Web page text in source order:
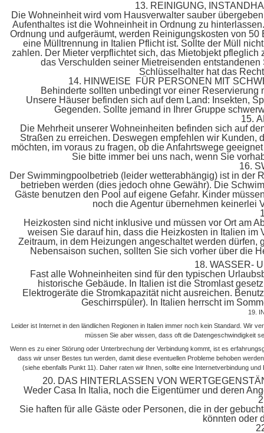
13. REINIGUNG,
Die Wohneinheit wird vom Hausverwalter sauber
Aufenthaltes ist die Wohneinheit in Ordnung zu
Ordnung und aufgeräumt, werden Reinigungskosten von
eine Mülltrennung in Italien Pflicht ist. Sollte der Müll
zahlen. Der Mieter verpflichtet sich, das Mietobjekt
das Verschulden seiner Mietreisenden
Schlüsselhalter hat das
14. HINWEISE FÜR PERSONEN MIT
Behinderte sollten unbedingt vor einer
Unsere Häuser befinden sich auf dem Land: Insekten,
Gegenden. Sollte jemand in Ihrer Gruppe
15.
Die Mehrheit unserer Wohneinheiten befinden sich auf
Straßen zu erreichen. Deswegen empfehlen wir Kunden,
möchten, im voraus zu fragen, ob die Anfahrtswege
Sie bitte immer bei uns nach, wenn Sie
16.
Der Swimmingpoolbetrieb (leider wetterabhängig) ist in der
betrieben werden (dies jedoch ohne Gewähr). Die
Gäste benutzen den Pool auf eigene Gefahr. Kinder
noch die Agentur übernehmen keinerlei
Heizkosten sind nicht inklusive und müssen vor Ort am
weisen Sie darauf hin, dass die Heizkosten in Italien
Zeitraum, in dem Heizungen angeschaltet werden
Nebensaison suchen, sollten Sie sich vorher über die
18. WASSER-
Fast alle Wohneinheiten sind für den typischen
historische Gebäude. In Italien ist die Stromlast
Elektrogeräte die Stromkapazität nicht ausreichen.
Geschirrspüler). In Italien herrscht im
19.
Leider ist Internet in den ländlichen Regionen in Italien immer noch kein Standard. Wir
müssen Sie aber wissen, dass oft die Datengeschwindigkeit
Wenn es zu einer Störung oder Unterbrechung der Verbindung kommt, ist es
dass wir unser Bestes tun werden, damit diese eventuellen Probleme behoben
(siehe ebenfalls Punkt 11). Daher raten wir Ihnen, sollte eine Internetverbindung
20. DAS HINTERLASSEN VON
Weder Casa In Italia, noch die Eigentümer und deren
Sie haften für alle Gäste oder Personen, die in der
könnten oder